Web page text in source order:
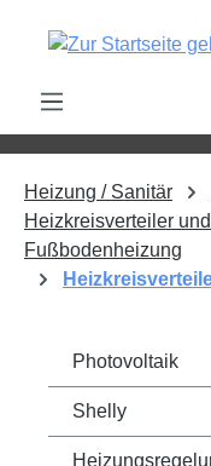
springen
Heizung / Sanitär
Heizkreisverteiler
Fußbodenheizung
Photovoltaik
Shelly